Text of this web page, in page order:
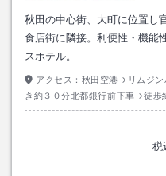
秋田の中心街、大町に位置し
食店街に隣接。利便性・機能
スホテル。
アクセス： 秋田空港→リムジン
き約３０分北都銀行前下車→徒歩
税